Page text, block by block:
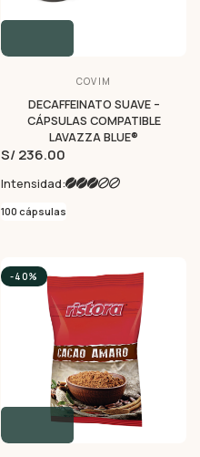
COVIM
DECAFFEINATO SUAVE –
CÁPSULAS COMPATIBLE
LAVAZZA BLUE®
S/ 236.00
Intensidad:
100 cápsulas
-40%